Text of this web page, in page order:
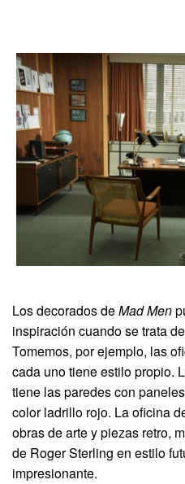
Los decorados deMad Men
inspiración cuando se trata
Tomemos, por ejemplo, las
cada uno tiene estilo propio.
tiene las paredes con
color ladrillo rojo. La oficina
obras de arte y piezas retro,
de Roger Sterling en estilo
impresionante.